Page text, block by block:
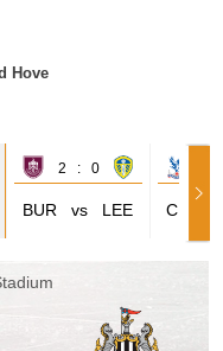
Hove
2 : 0
BUR vs LEE CRY